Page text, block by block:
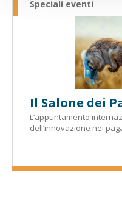
Speciali eventi
Il Salone dei
L’appuntamento
dell’innovazione nei